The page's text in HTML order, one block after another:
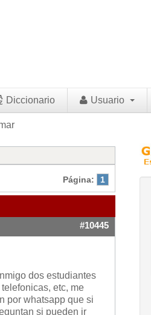
Diccionario Usuario
Página: 1
#10445
dos estudiantes
etc, me
por whatsapp que si
si pueden ir